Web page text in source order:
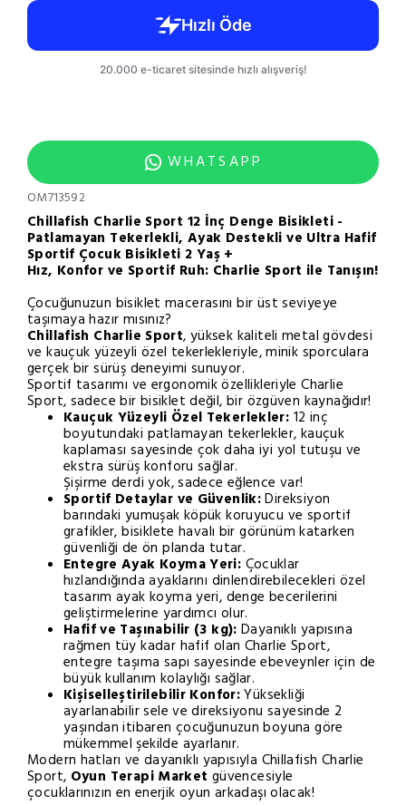
WHATSAPP
OM713592
Chillafish Charlie Sport 12 İnç Denge Bisikleti -
Patlamayan Tekerlekli, Ayak Destekli ve Ultra Hafif
Sportif Çocuk Bisikleti 2 Yaş +
Hız, Konfor ve Sportif Ruh: Charlie Sport ile Tanışın!
Çocuğunuzun bisiklet macerasını bir üst seviyeye
taşımaya hazır mısınız?
Chillafish Charlie Sport, yüksek kaliteli metal gövdesi
ve kauçuk yüzeyli özel tekerlekleriyle, minik sporculara
gerçek bir sürüş deneyimi sunuyor.
Sportif tasarımı ve ergonomik özellikleriyle Charlie
Sport, sadece bir bisiklet değil, bir özgüven kaynağıdır!
Kauçuk Yüzeyli Özel Tekerlekler: 12 inç
boyutundaki patlamayan tekerlekler, kauçuk
kaplaması sayesinde çok daha iyi yol tutuşu ve
ekstra sürüş konforu sağlar.
Şişirme derdi yok, sadece eğlence var!
Sportif Detaylar ve Güvenlik:Direksiyon
barındaki yumuşak köpük koruyucu ve sportif
grafikler, bisiklete havalı bir görünüm katarken
güvenliği de ön planda tutar.
Entegre Ayak Koyma Yeri: Çocuklar
hızlandığında ayaklarını dinlendirebilecekleri özel
tasarım ayak koyma yeri, denge becerilerini
geliştirmelerine yardımcı olur.
Hafif ve Taşınabilir (3 kg): Dayanıklı yapısına
rağmen tüy kadar hafif olan Charlie Sport,
entegre taşıma sapı sayesinde ebeveynler için de
büyük kullanım kolaylığı sağlar.
Kişiselleştirilebilir Konfor:Yüksekliği
ayarlanabilir sele ve direksiyonu sayesinde 2
yaşından itibaren çocuğunuzun boyuna göre
mükemmel şekilde ayarlanır.
Modern hatları ve dayanıklı yapısıyla Chillafish Charlie
Sport, Oyun Terapi Market güvencesiyle
çocuklarınızın en enerjik oyun arkadaşı olacak!